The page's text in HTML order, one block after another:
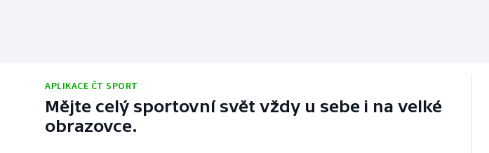
APLIKACE ČT SPORT
Mějte celý sportovní svět vždy u sebe i na velké
obrazovce.